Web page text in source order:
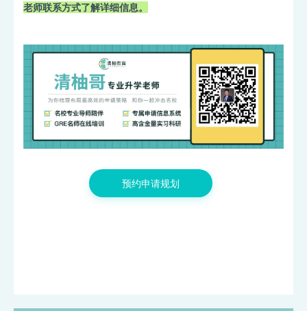
老师联系方式了解详细信息。
预约申请规划
2026年GRE国内线下考位已开放！内附26年考试日历、报名